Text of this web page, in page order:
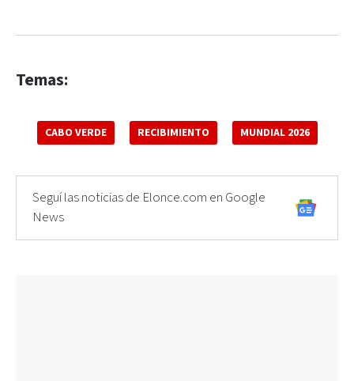
Temas:
CABO VERDE RECIBIMIENTO MUNDIAL 2026
Seguí las noticias de Elonce.com en Google
News